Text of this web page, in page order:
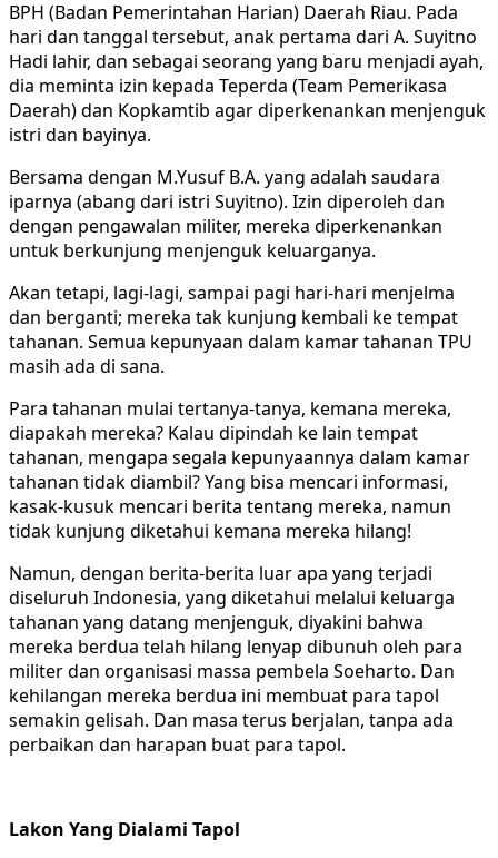
BPH (Badan Pemerintahan Harian) Daerah Riau. Pada
hari dan tanggal tersebut, anak pertama dari A. Suyitno
Hadi lahir, dan sebagai seorang yang baru menjadi ayah,
dia meminta izin kepada Teperda (Team Pemerikasa
Daerah) dan Kopkamtib agar diperkenankan menjenguk
istri dan bayinya.
Bersama dengan M.Yusuf B.A. yang adalah saudara
iparnya (abang dari istri Suyitno). Izin diperoleh dan
dengan pengawalan militer, mereka diperkenankan
untuk berkunjung menjenguk keluarganya.
Akan tetapi, lagi-lagi, sampai pagi hari-hari menjelma
dan berganti; mereka tak kunjung kembali ke tempat
tahanan. Semua kepunyaan dalam kamar tahanan TPU
masih ada di sana.
Para tahanan mulai tertanya-tanya, kemana mereka,
diapakah mereka? Kalau dipindah ke lain tempat
tahanan, mengapa segala kepunyaannya dalam kamar
tahanan tidak diambil? Yang bisa mencari informasi,
kasak-kusuk mencari berita tentang mereka, namun
tidak kunjung diketahui kemana mereka hilang!
Namun, dengan berita-berita luar apa yang terjadi
diseluruh Indonesia, yang diketahui melalui keluarga
tahanan yang datang menjenguk, diyakini bahwa
mereka berdua telah hilang lenyap dibunuh oleh para
militer dan organisasi massa pembela Soeharto. Dan
kehilangan mereka berdua ini membuat para tapol
semakin gelisah. Dan masa terus berjalan, tanpa ada
perbaikan dan harapan buat para tapol.
Lakon Yang Dialami Tapol